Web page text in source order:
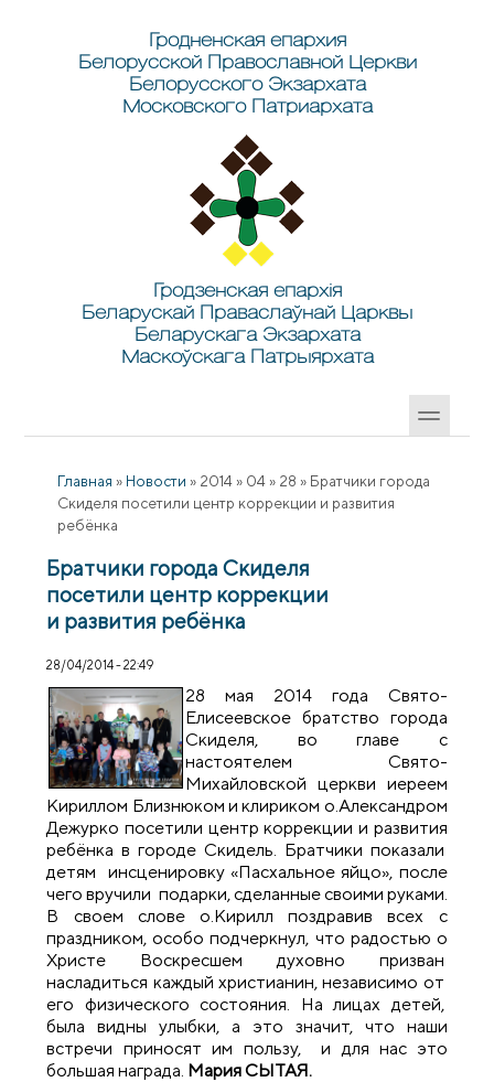
Гродненская епархия
Белорусской Православной Церкви
Белорусского Экзархата
Московского Патриархата
Гродзенская епархія
Беларускай Праваслаўнай Царквы
Беларускага Экзархата
Маскоўскага Патрыярхата
Главная » Новости » 2014 » 04 » 28 » Братчики города
Скиделя посетили центр коррекции и развития
ребёнка
Братчики города Скиделя
посетили центр коррекции
и развития ребёнка
28/04/2014 - 22:49
28 мая 2014 года Свято-
Елисеевское братство города
Скиделя, во главе с
настоятелем Свято-
Михайловской церкви иереем
Кириллом Близнюком и клириком о.Александром
Дежурко посетили центр коррекции и развития
ребёнка в городе Скидель. Братчики показали
детям инсценировку «Пасхальное яйцо», после
чего вручили подарки, сделанные своими руками.
В своем слове о.Кирилл поздравив всех с
праздником, особо подчеркнул, что радостью о
Христе Воскресшем духовно призван
насладиться каждый христианин, независимо от
его физического состояния. На лицах детей,
была видны улыбки, а это значит, что наши
встречи приносят им пользу, и для нас это
большая награда. Мария СЫТАЯ.